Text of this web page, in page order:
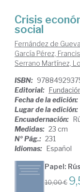
Crisis
social
Fernández de
García Pérez,
Serrano Martínez,
ISBN:
Editorial:
Fecha de la edición:
Lugar de la edición:
Encuadernación:
Medidas: 23 cm
Nº Pág.: 231
Idiomas: Español
Papel:
10,00 €